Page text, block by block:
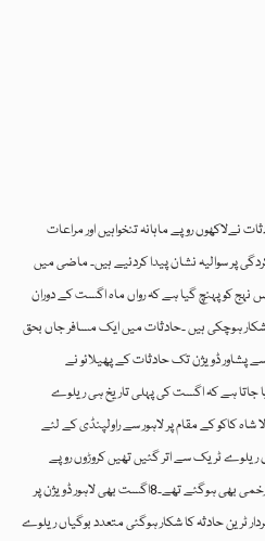
نےلاکھوں روپے ماہانہ تنخواہیں اور مراعات
پر سوالیہ نشان پیدا کردئیے ہیں۔ ماضی میں
نہج کو پہنچ گیا ہے کہ رواں ماہ اگست کے دوران
حادثات کا شکار ہوچکی ہیں ۔حادثات میں ایک مسافر جاں بحق
سے پشاور ڈویژن تک حادثات کے پھیلائو نے
جاتا ہے کہ اگست کی پہلی تاریخ ہی ریلوے
کاکو کے مقام پر لاہور سے راولپنڈی کے لئے
آباد ایکسپریس کی5بوگیاں ریلوے ٹریک سے اتر گئیں تھیں کروڑوں روپے
بوگیوں کے نقصان کے ساتھ متعدد مسافر زخمی بھی ہوگئے تھے۔8اگست بھی لاہور ڈویژن پر
ٹرین حادثہ کا شکار ہوگئی متعدد بوگیاں ریلوے